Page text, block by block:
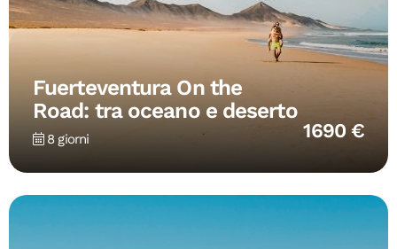
Fuerteventura On the
Road: tra oceano e deserto
8 giorni 1690 €